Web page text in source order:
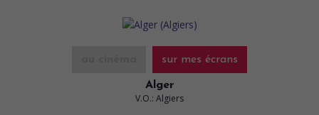
sur mes écrans
Alger
V.O.: Algiers